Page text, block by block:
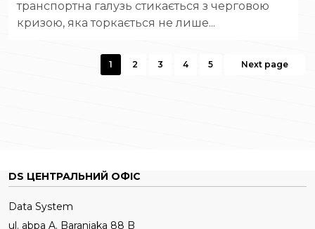
транспортна галузь стикається з черговою
кризою, яка торкається не лише...
1 2 3 4 5 Next page
DS ЦЕНТРАЛЬНИЙ ОФІС
Data System
ul. abpa A. Baraniaka 88 B